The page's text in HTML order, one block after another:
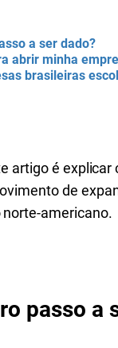
a ser dado?
abrir minha
brasileiras
artigo é
de
americano.
passo a